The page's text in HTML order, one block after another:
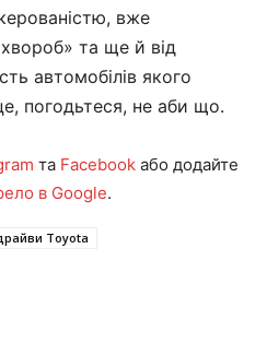
вже
та ще й від
автомобілів якого
погодьтеся, не аби що.
та Facebook або додайте
в Google.
Toyota